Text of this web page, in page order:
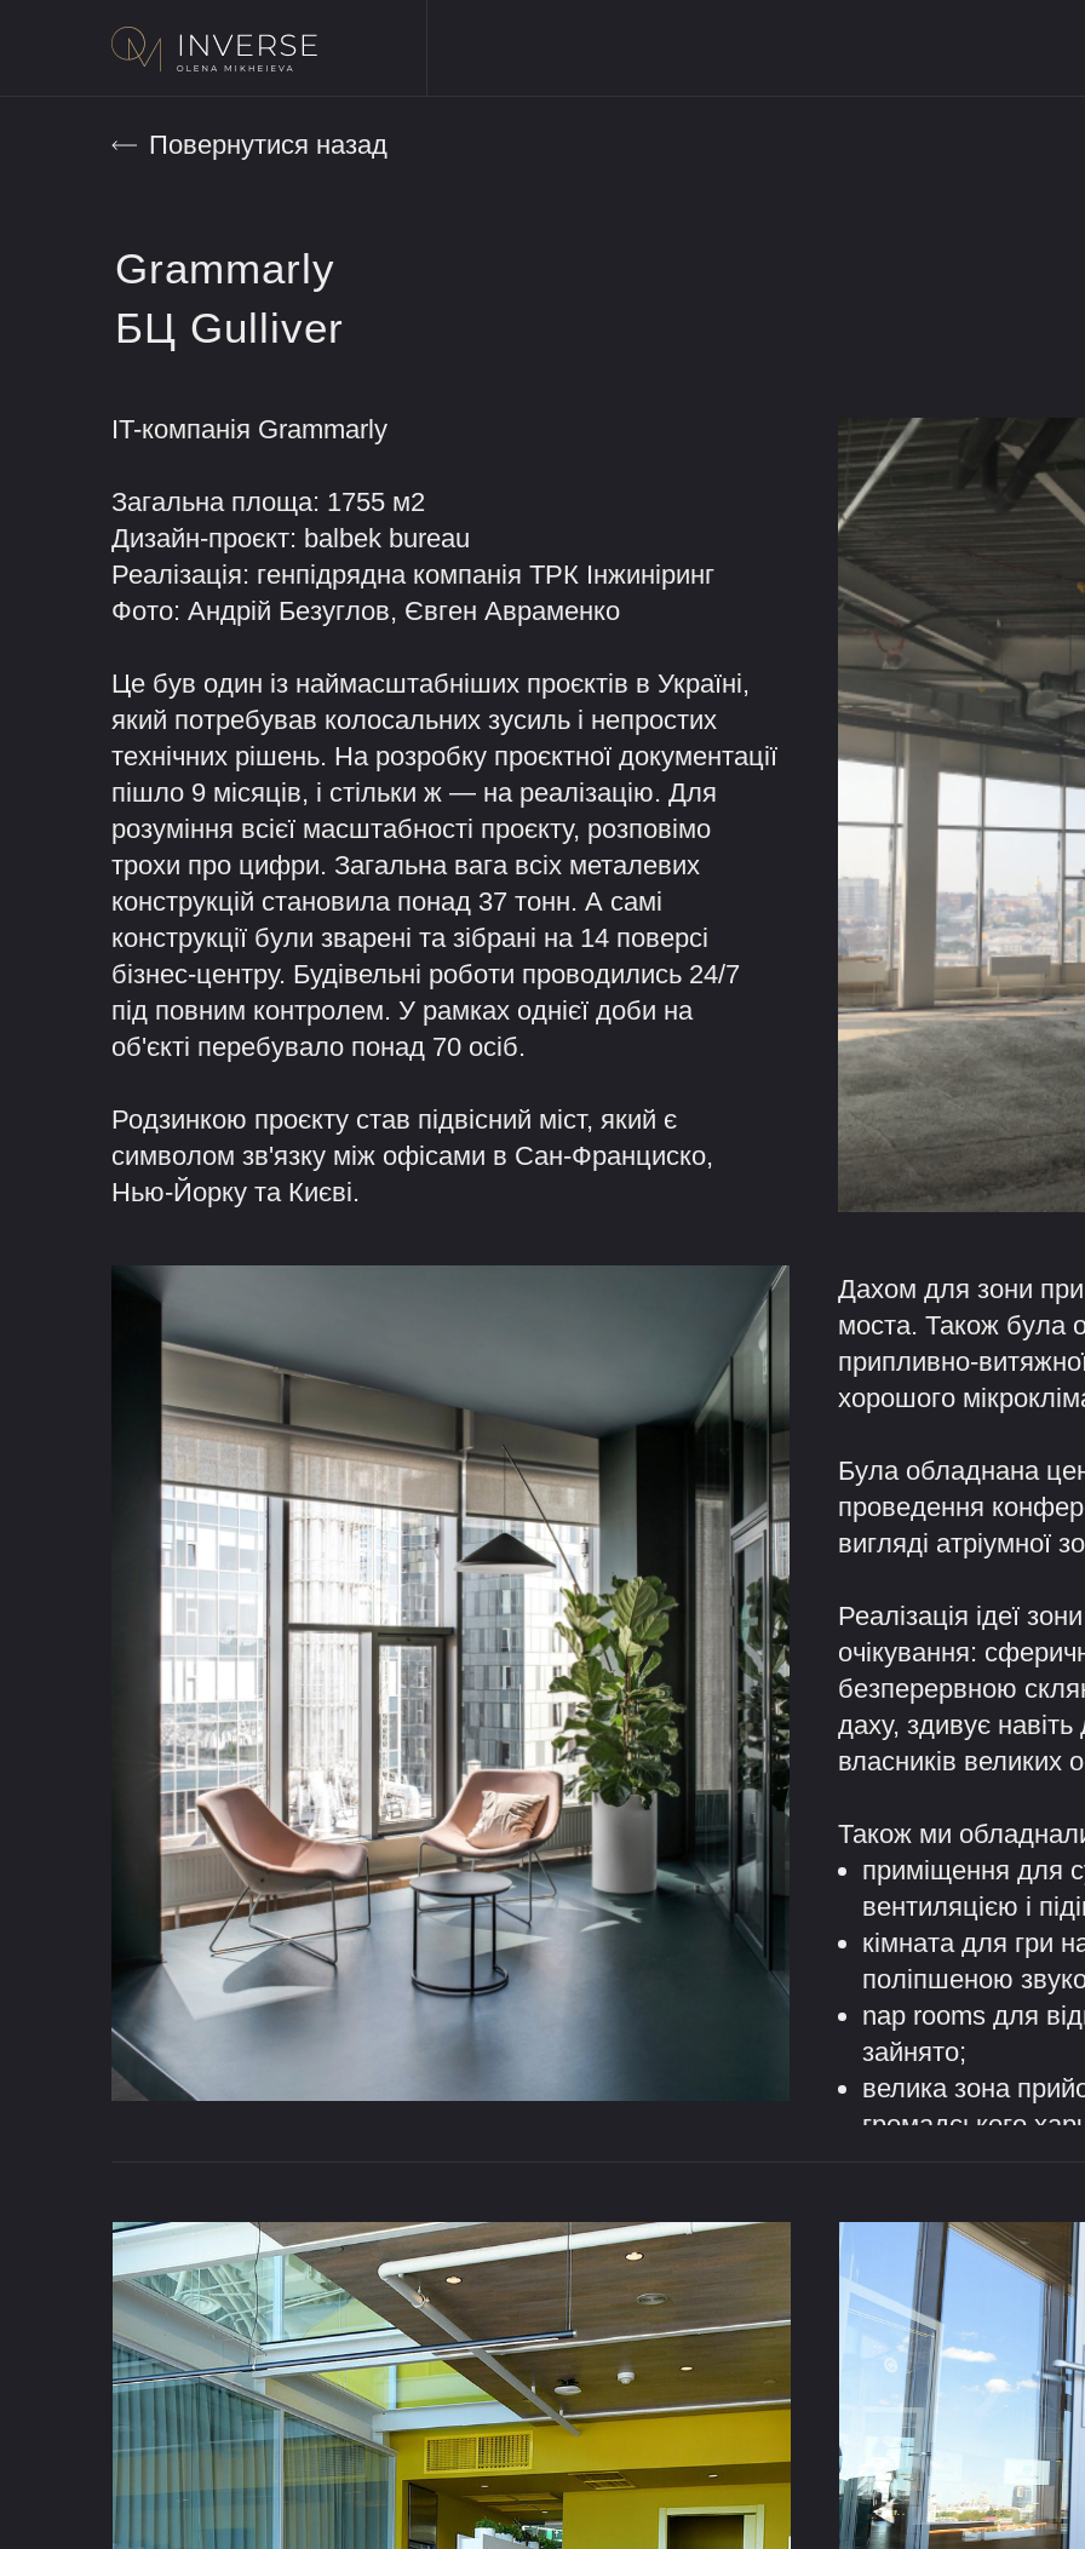
Повернутися назад
Grammarly
БЦ Gulliver
IT-компанія Grammarly
Загальна площа: 1755 м2
Дизайн-проєкт: balbek bureau
Реалізація: генпідрядна компанія ТРК Інжиніринг
Фото: Андрій Безуглов, Євген Авраменко
Це був один із наймасштабніших проєктів в Україні,
який потребував колосальних зусиль і непростих
технічних рішень. На розробку проєктної документації
пішло 9 місяців, і стільки ж — на реалізацію. Для
розуміння всієї масштабності проєкту, розповімо
трохи про цифри. Загальна вага всіх металевих
конструкцій становила понад 37 тонн. А самі
конструкції були зварені та зібрані на 14 поверсі
бізнес-центру. Будівельні роботи проводились 24/7
під повним контролем. У рамках однієї доби на
об'єкті перебувало понад 70 осіб.
Родзинкою проєкту став підвісний міст, який є
символом зв'язку між офісами в Сан-Франциско,
Нью-Йорку та Києві.
Даний проєкт передбачав обладнання зон для
відпочинку на окремих ділянках мосту, які були
дахами переговорних кімнат.
Дахом для зони
моста. Також була
припливно-
хорошого
Була обладнана
проведення
вигляді атріумної
Реалізація ідеї
очікування:
безперервною
даху, здивує навіть
власників великих
Також ми
приміщення для
вентиляцією і
кімната для гри на
поліпшеною
nap rooms для
зайнято;
велика зона
громадського